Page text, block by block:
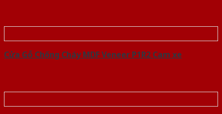
Cửa Gỗ Chống Cháy MDF Veneer P1R2 Cam xe